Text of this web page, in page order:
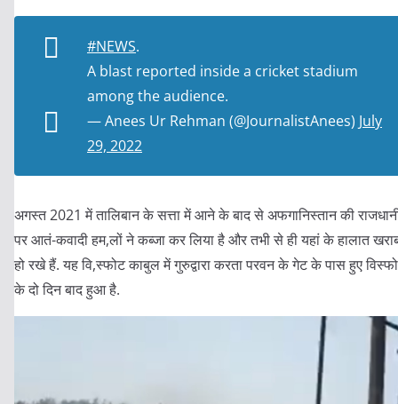
#NEWS.
A blast reported inside a cricket stadium
among the audience.
— Anees Ur Rehman (@JournalistAnees) July
29, 2022
अगस्त 2021 में तालिबान के सत्ता में आने के बाद से अफगानिस्तान की
पर आतं-कवादी हम,लों ने कब्जा कर लिया है और तभी से ही यहां के हालात
हो रखे हैं. यह वि,स्फोट काबुल में गुरुद्वारा करता परवन के गेट के पास हुए
के दो दिन बाद हुआ है.